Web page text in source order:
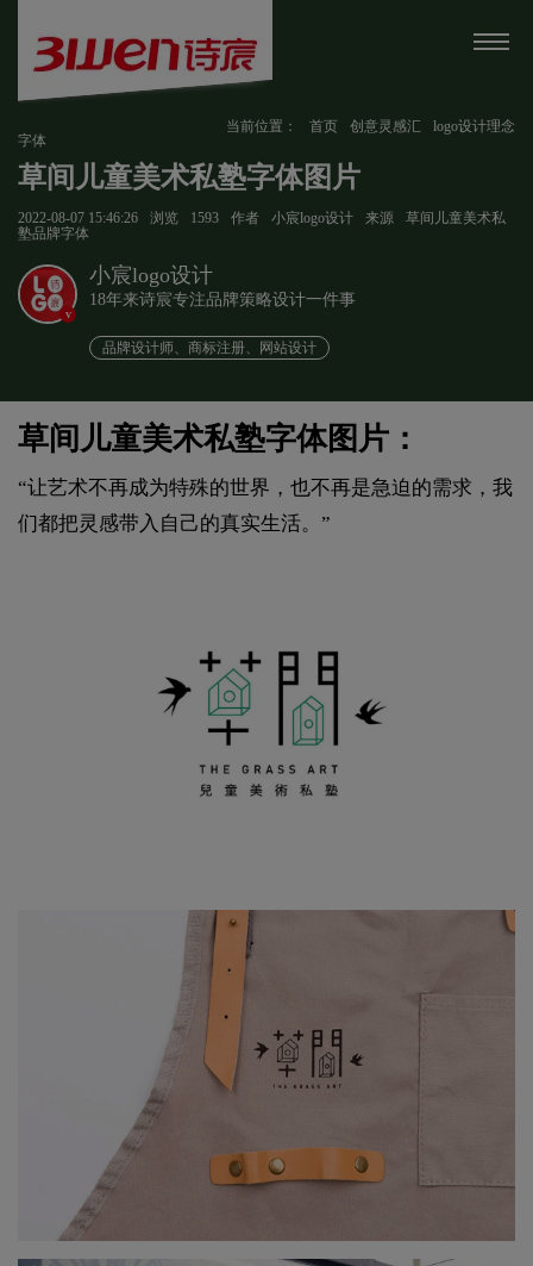
当前位置： 首页 创意灵感汇
logo设计理念
字体
草间儿童美术私塾字体图片
2022-08-07 15:46:26 浏览 1593 作者 小宸logo设计 来源
草间儿童美术私
塾品牌字体
v
小宸logo设计
18年来诗宸专注品牌策略设计一件事
品牌设计师、商标注册、网站设计
草间儿童美术私塾字体图片：
“让艺术不再成为特殊的世界，也不再是急迫的需求，我
们都把灵感带入自己的真实生活。”